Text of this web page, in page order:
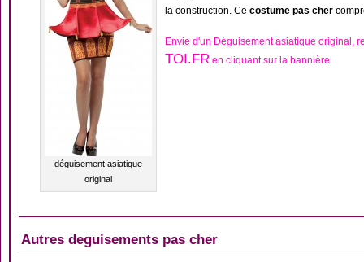
déguisement asiatique
original
la construction. Ce costume pas cher
Envie d'un Déguisement asiatique original,
TOI.FR en cliquant sur la bannière
Autres deguisements pas cher
DÉGUISEMENT